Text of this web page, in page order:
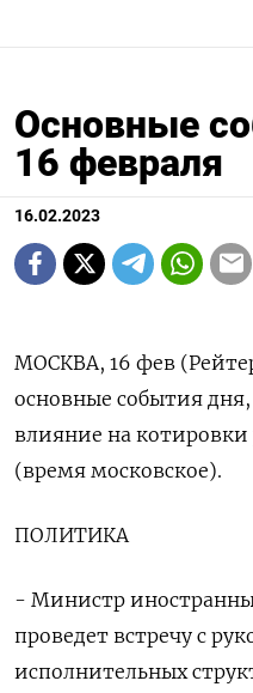
Основные
16 февраля
16.02.2023
МОСКВА, 16 фев
основные события
влияние на
(время московское).
ПОЛИТИКА
- Министр
проведет встречу с
исполнительных